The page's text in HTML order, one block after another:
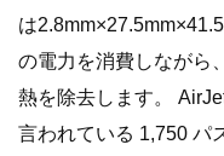
は
の電力を消費しながら
熱を除去します。
言われている 1,750 パ